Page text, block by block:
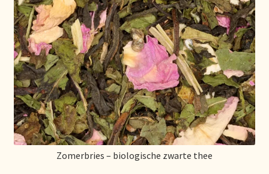
Zomerbries – biologische zwarte thee